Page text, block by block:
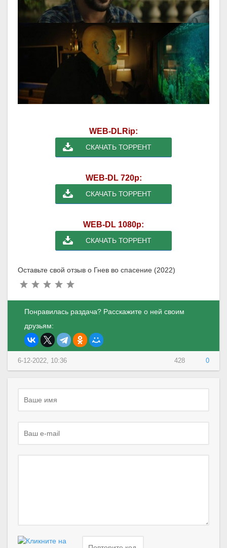
WEB-DLRip:
СКАЧАТЬ ТОРРЕНТ
WEB-DL 720p:
СКАЧАТЬ ТОРРЕНТ
WEB-DL 1080p:
СКАЧАТЬ ТОРРЕНТ
Оставьте свой отзыв о Гнев во спасение (2022)
Понравилась раздача? Расскажите о ней своим
друзьям:
428 0
6-12-2022, 10:36